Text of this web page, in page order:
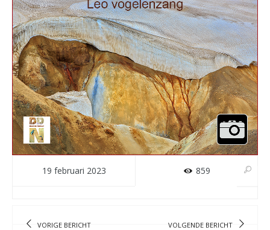
19 februari 2023 859
VORIGE BERICHT VOLGENDE BERICHT